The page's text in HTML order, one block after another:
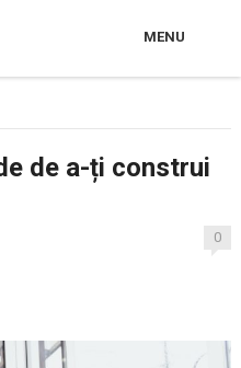
MENU
de a-ți construi
0